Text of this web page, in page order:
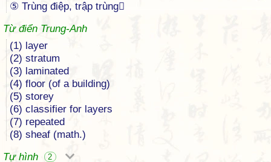
⑤ Trùng điệp, trập trùng
Từ điển Trung-Anh
(1) layer
(2) stratum
(3) laminated
(4) floor (of a building)
(5) storey
(6) classifier for layers
(7) repeated
(8) sheaf (math.)
Tự hình
2